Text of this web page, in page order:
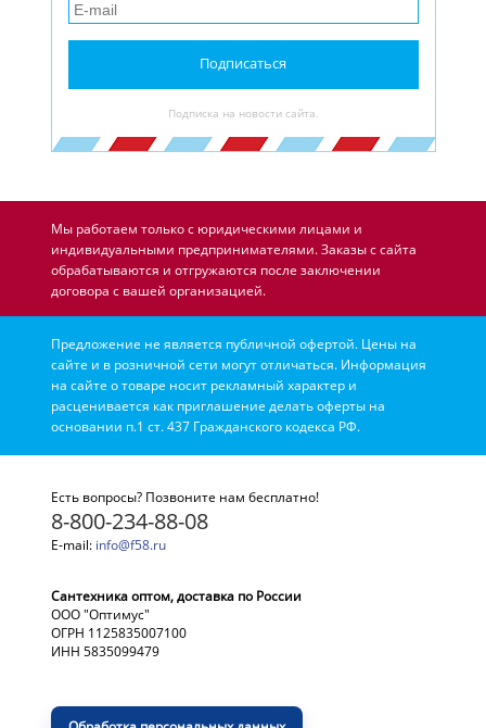
Подписаться
Подписка на новости сайта.
Мы работаем только с юридическими лицами и
индивидуальными предпринимателями. Заказы с сайта
обрабатываются и отгружаются после заключении
договора с вашей организацией.
Предложение не является публичной офертой. Цены на
сайте и в розничной сети могут отличаться. Информация
на сайте о товаре носит рекламный характер и
расценивается как приглашение делать оферты на
основании п.1 ст. 437 Гражданского кодекса РФ.
Есть вопросы? Позвоните нам бесплатно!
8-800-234-88-08
E-mail: info@f58.ru
Сантехника оптом, доставка по России
ООО "Оптимус"
ОГРН 1125835007100
ИНН 5835099479